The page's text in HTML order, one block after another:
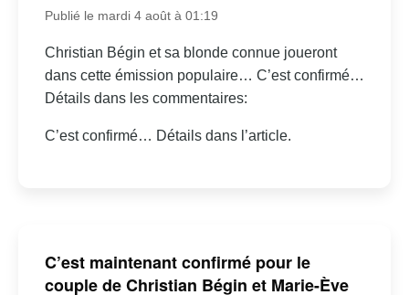
Publié le mardi 4 août à 01:19
Christian Bégin et sa blonde connue joueront
dans cette émission populaire… C’est confirmé…
Détails dans les commentaires:
C’est confirmé… Détails dans l’article.
C’est maintenant confirmé pour le
couple de Christian Bégin et Marie-Ève